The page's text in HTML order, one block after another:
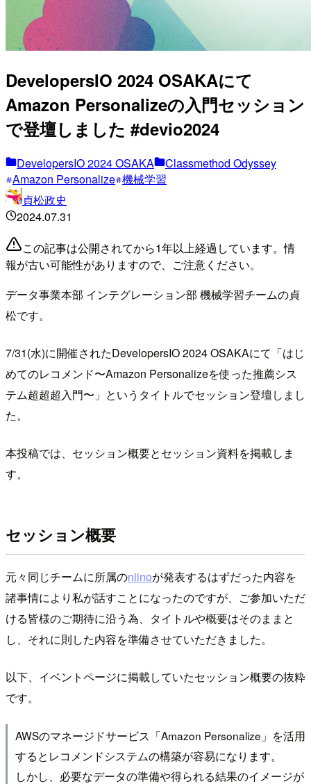
DevelopersIO 2024 OSAKAにて
Amazon Personalizeの入門セッション
で登壇しました #devio2024
DevelopersIO 2024 OSAKA
Classmethod Odyssey
Amazon Personalize 機械学習
貞松政史
2024.07.31
この記事は公開されてから1年以上経過しています。情
報が古い可能性がありますので、ご注意ください。
データ事業本部 インテグレーション部 機械学習チームの貞
松です。
7/31(水)に開催されたDevelopersIO 2024 OSAKAにて「はじ
めてのレコメンド〜Amazon Personalizeを使った推薦シス
テム超超超入門〜」というタイトルでセッション登壇しまし
た。
本投稿では、セッション概要とセッション資料を掲載しま
す。
セッション概要
元々同じチームに所属のniinoが発表するはずだった内容を
諸事情により私が話すことになったのですが、ご参加いただ
ける皆様のご期待に沿う為、タイトルや概要はそのままと
し、それに則した内容を準備させていただきました。
以下、イベントページに掲載していたセッション概要の抜粋
です。
AWSのマネージドサービス「Amazon Personalize」を活用
するとレコメンドシステムの構築が容易になります。
しかし、必要なデータの準備や得られる結果のイメージが